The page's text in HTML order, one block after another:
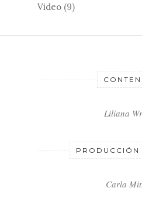
Video (9)
Liliana
PRODUCCIÓN
Carla